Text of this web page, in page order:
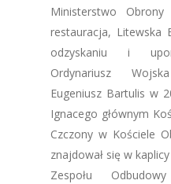
Ministerstwo
restauracja, Litewska
odzyskaniu i
Ordynariusz
Eugeniusz Bartulis w
Ignacego głównym
Czczony w Kościele
znajdował się w
Zespołu